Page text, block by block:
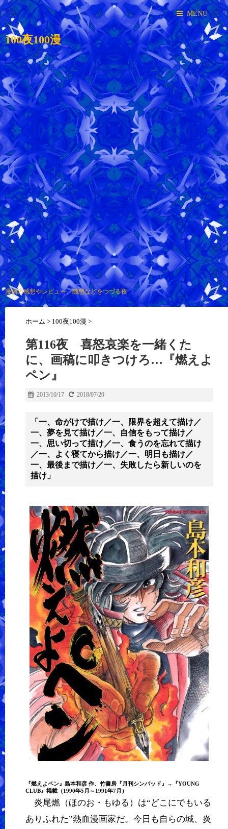
MENU
100夜100漫
漫画の感想やレビュー、随想などをつづる夜
ホーム > 100夜100漫 >
第116夜 喜怒哀楽を一緒くた
に、画稿に叩きつけろ…『燃えよ
ペン』
2013/10/17 2018/07/20
「一、命がけで描け／一、限界を超えて描け／
一、夢を見て描け／一、自信をもって描け／
一、思い切って描け／一、食うのを忘れて描け
／一、よく寝てから描け／一、明日も描け／
一、最後まで描け／一、失敗したら新しいのを
描け」
『燃えよペン 』 島本和彦 作、竹書房『月刊シンバッド』→『YOUNG
CLUB』掲載（1990年5月～1991年7月）
炎尾燃（ほのお・もゆる）は“どこにでもいる
ありふれた”熱血漫画家だ。今日も自らの城、炎